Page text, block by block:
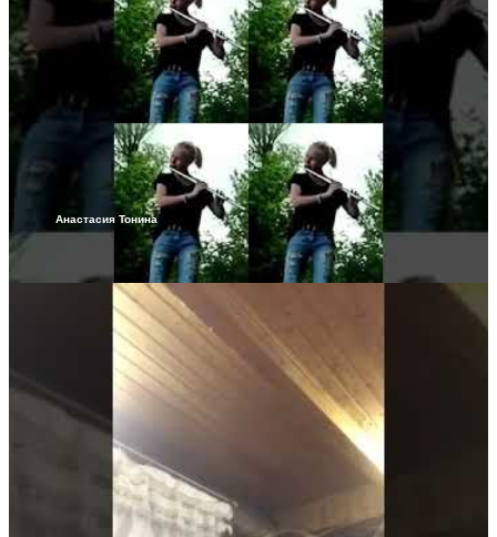
Анастасия Тонина